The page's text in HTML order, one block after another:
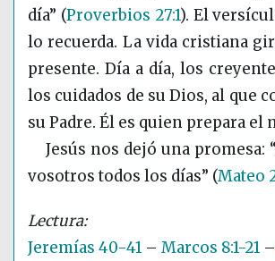
día” (Proverbios 27:1). El
lo recuerda. La vida cristiana
presente. Día a día, los
los cuidados de su Dios, al que
su Padre. Él es quien prepara el
Jesús nos dejó una promesa:
vosotros todos los días” (Mateo
Jeremías 40-41 – Marcos 8:1-21 –